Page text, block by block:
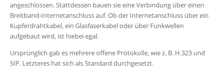
angeschlossen. Stattdessen bauen sie eine Verbindung über einen
Breitband-Internetanschluss auf. Ob der Internetanschluss über ein
Kupferdrahtkabel, ein Glasfaserkabel oder über Funkwellen
aufgebaut wird, ist hiebei egal.
Ursprünglich gab es mehrere offene Protokolle, wie z. B. H.323 und
SIP. Letzteres hat sich als Standard durchgesetzt.